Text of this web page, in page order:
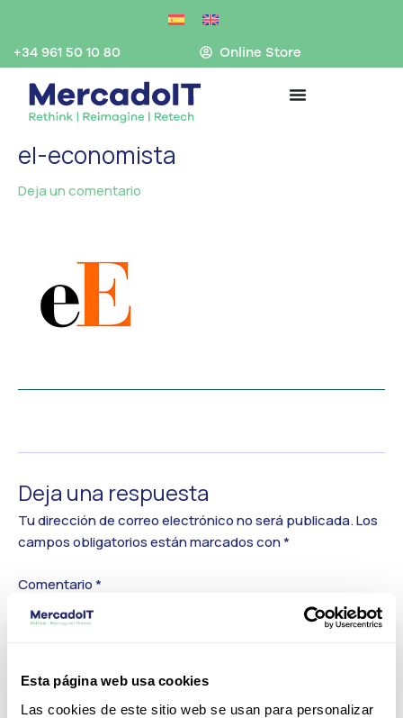
Esta página web usa cookies
Las cookies de este sitio web se usan para personalizar
contenido
+34 961 50 10 80 Online Store
el-economista
Deja un comentario
Deja una respuesta
Tu dirección de correo electrónico no será publicada.Los
campos obligatorios están marcados con*
Comentario*